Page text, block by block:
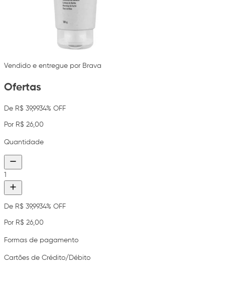
Vendido e entregue por Brava
Ofertas
De R$ 39,9934% OFF
Por R$ 26,00
Quantidade
1
De R$ 39,9934% OFF
Por R$ 26,00
Formas de pagamento
Cartões de Crédito/Débito